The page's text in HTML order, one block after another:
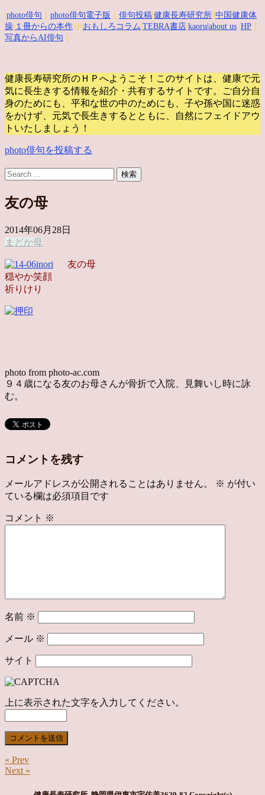
photo俳句 photo俳句電子版 俳句投稿 健康長寿研究所 中国健康体
操 １冊からの本作 り| おもしろコラム TEBRA書店 kaoru |about us HP
写真からAI俳句
健康長寿研究所のＨＰへようこそ！このサイトは、健康で元
気に長生きする情報を紹介・共有するサイトです。
ご自分自
身のためにも、平和な世の中のためにも、子や孫や国に迷惑
をかけず、元気で長生きするとともに、自然にフェイドアウ
トいたしましょう！
photo俳句を投稿する
友の母
2014年06月28日
まどか母
友の母
穏やか笑顔
祈りけり
photo from photo-ac.com
９４歳になる友のお母さんが骨折で入院、見舞いし時に詠
む。
コメントを残す
メールアドレスが公開されることはありません。 ※ が付い
ている欄は必須項目です
コメント ※
名前 ※
メール ※
サイト
上に表示された文字を入力してください。
« Prev
Next »